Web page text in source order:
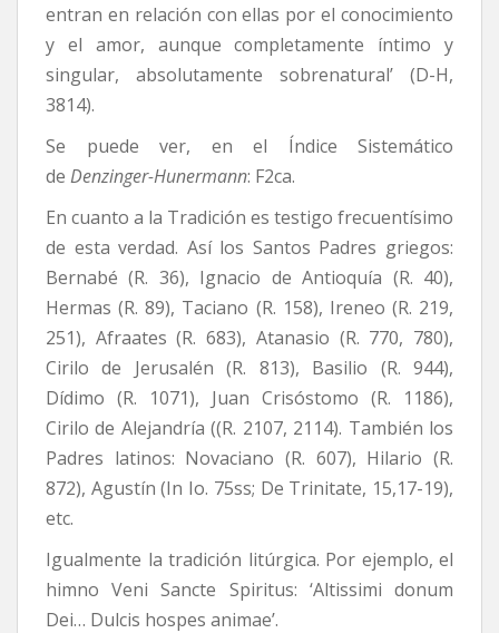
entran en relación con ellas por el conocimiento
y el amor, aunque completamente íntimo y
singular, absolutamente sobrenatural’ (D-H,
3814).
Se puede ver, en el Índice Sistemático
de Denzinger-Hunermann: F2ca.
En cuanto a la Tradición es testigo frecuentísimo
de esta verdad. Así los Santos Padres griegos:
Bernabé (R. 36), Ignacio de Antioquía (R. 40),
Hermas (R. 89), Taciano (R. 158), Ireneo (R. 219,
251), Afraates (R. 683), Atanasio (R. 770, 780),
Cirilo de Jerusalén (R. 813), Basilio (R. 944),
Dídimo (R. 1071), Juan Crisóstomo (R. 1186),
Cirilo de Alejandría ((R. 2107, 2114). También los
Padres latinos: Novaciano (R. 607), Hilario (R.
872), Agustín (In Io. 75ss; De Trinitate, 15,17-19),
etc.
Igualmente la tradición litúrgica. Por ejemplo, el
himno Veni Sancte Spiritus: ‘Altissimi donum
Dei… Dulcis hospes animae’.